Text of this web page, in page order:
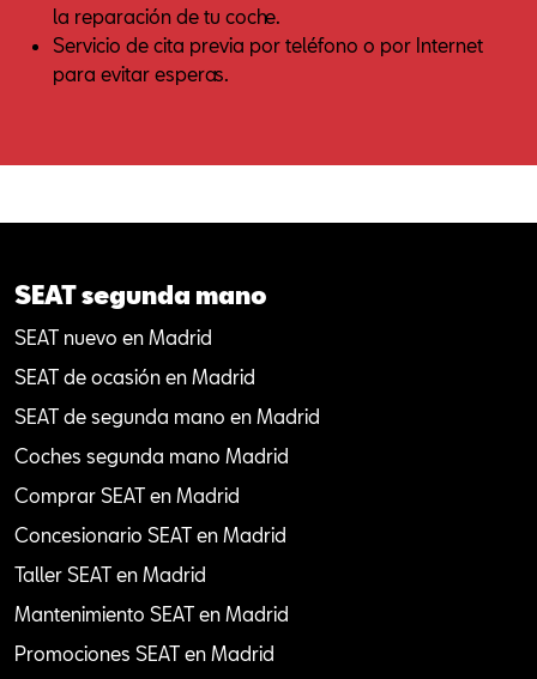
la reparación de tu coche.
Servicio de cita previa por teléfono o por Internet
para evitar esperas.
SEAT segunda mano
SEAT nuevo en Madrid
SEAT de ocasión en Madrid
SEAT de segunda mano en Madrid
Coches segunda mano Madrid
Comprar SEAT en Madrid
Concesionario SEAT en Madrid
Taller SEAT en Madrid
Mantenimiento SEAT en Madrid
Promociones SEAT en Madrid